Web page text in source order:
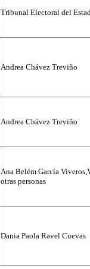
Tribunal Electoral del
Andrea Chávez Treviño
Andrea Chávez Treviño
Ana Belém García
otras personas
Dania Paola Ravel Cuevas